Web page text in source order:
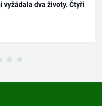
vyžádala dva životy. Čtyři